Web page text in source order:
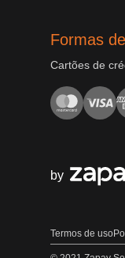
Formas
Cartões de
by
Termos de uso